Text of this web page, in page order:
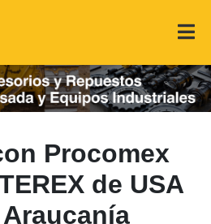
Procomex
de USA